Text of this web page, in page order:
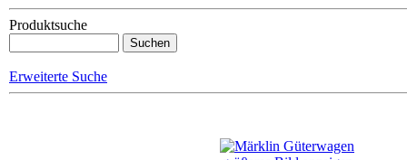
Produktsuche
Erweiterte Suche